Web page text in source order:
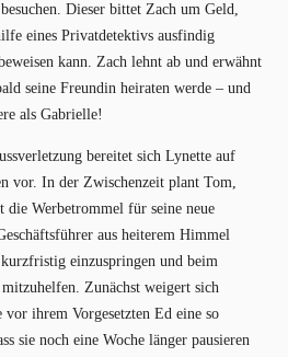
Dieser bittet Zach um Geld,
eines Privatdetektivs ausfindig
kann. Zach lehnt ab und erwähnt
seine Freundin heiraten werde – und
als Gabrielle!
bereitet sich Lynette auf
vor. In der Zwischenzeit plant Tom,
die Werbetrommel für seine neue
aus heiterem Himmel
einzuspringen und beim
Zunächst weigert sich
ihrem Vorgesetzten Ed eine so
sie noch eine Woche länger pausieren